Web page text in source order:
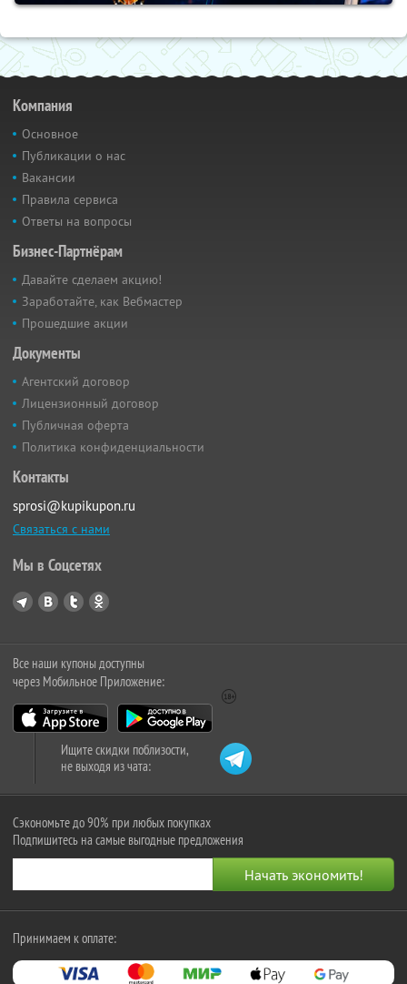
Компания
Основное
Публикации о нас
Вакансии
Правила сервиса
Ответы на вопросы
Бизнес-Партнёрам
Давайте сделаем акцию!
Заработайте, как Вебмастер
Прошедшие акции
Документы
Агентский договор
Лицензионный договор
Публичная оферта
Политика конфиденциальности
Контакты
sprosi@kupikupon.ru
Связаться с нами
Мы в Соцсетях
Все наши купоны доступны
через Мобильное Приложение:
Ищите скидки поблизости,
не выходя из чата:
Сэкономьте до 90% при любых покупках
Подпишитесь на самые выгодные предложения
Принимаем к оплате: